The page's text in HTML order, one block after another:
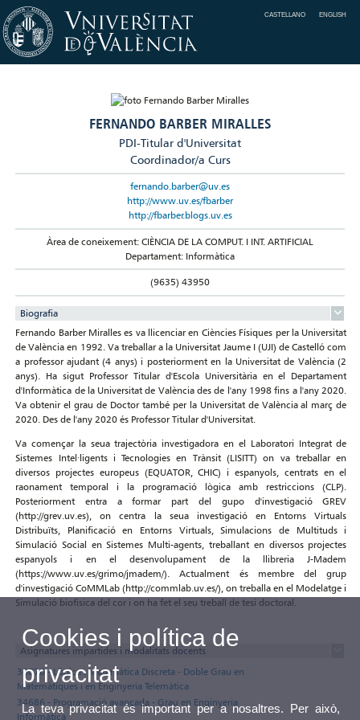
CASTELLANO ENGLISH
FERNANDO BARBER MIRALLES
PDI-Titular d'Universitat
Coordinador/a Curs
fernando.barber@uv.es
http://www.uv.es/fbarber
http://fbarber.blogs.uv.es
Àrea de coneixement: CIÈNCIA DE LA COMPUT. I INT. ARTIFICIAL
Departament: Informàtica
(9635) 43950
Biografia
Fernando Barber Miralles es va llicenciar en Ciències Físiques per la Universitat
de València en 1992. Va treballar a la Universitat Jaume I (UJI) de Castelló com
a professor ajudant (4 anys) i posteriorment en la Universitat de València (2
anys). Ha sigut Professor Titular d'Escola Universitària en el Departament
d'Informàtica de la Universitat de València des de l'any 1998 fins a l'any 2020.
Va obtenir el grau de Doctor també per la Universitat de València al març de
2020. Des de l'any 2020 és Professor Titular d'Universitat.
Va començar la seua trajectòria investigadora en el Laboratori Integrat de
Sistemes Intel·ligents i Tecnologies en Trànsit (LISITT) on va treballar en
diversos projectes europeus (EQUATOR, CHIC) i espanyols, centrats en el
raonament temporal i la programació lògica amb restriccions (CLP).
Posteriorment entra a formar part del gupo d'investigació GREV
(http://grev.uv.es), on centra la seua investigació en Entorns Virtuals
Distribuïts, Planificació en Entorns Virtuals, Simulacions de Multituds i
Simulació Social en Sistemes Multi-agents, treballant en diversos projectes
espanyols i en el desenvolupament de la llibreria J-Madem
(https://www.uv.es/grimo/jmadem/). Actualment és membre del grup
d'investigació CoMMLab (http://commlab.uv.es/), on treballa en el Modelatge i
Simulació biofísica del cor i on ha fet el seu treball de tesi doctoral.
Asignatures impartides i modalitats docents
36876 - Lògica i Matemàtica Discreta - Doble Grau en
Matemàtiques i en Enginyeria Telemàtica
34686 - Programació avançada - Grau en Enginyeria
Informàtica
Cookies i política de
privacitat
La teva privacitat és important per a nosaltres. Per això,